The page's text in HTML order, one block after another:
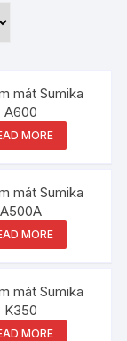
mát Sumika
A600
MORE
mát Sumika
A500A
MORE
mát Sumika
K350
MORE